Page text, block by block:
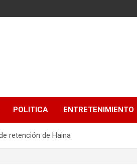
POLITICA ENTRETENIMIENTO
retención de Haina